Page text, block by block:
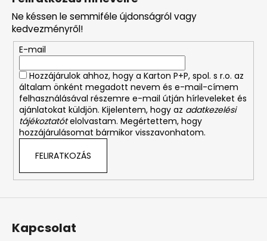
Ne késsen le semmiféle újdonságról vagy
kedvezményről!
E-mail
Hozzájárulok ahhoz, hogy a Karton P+P, spol. s r.o. az
általam önként megadott nevem és e-mail-címem
felhasználásával részemre e-mail útján hírleveleket és
ajánlatokat küldjön. Kijelentem, hogy az adatkezelési
tájékoztatótelolvastam. Megértettem, hogy
hozzájárulásomat bármikor visszavonhatom.
FELIRATKOZÁS
Kapcsolat